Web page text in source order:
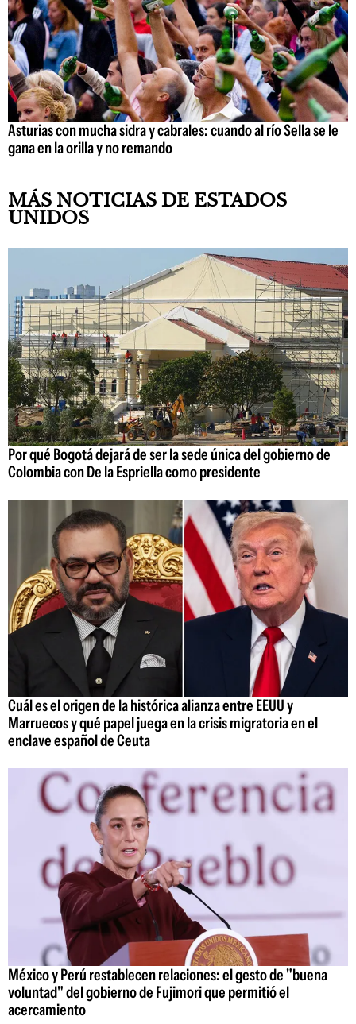
Asturias con mucha sidra y cabrales: cuando al río Sella se le
gana en la orilla y no remando
MÁS NOTICIAS DE ESTADOS
UNIDOS
Por qué Bogotá dejará de ser la sede única del gobierno de
Colombia con De la Espriella como presidente
Cuál es el origen de la histórica alianza entre EEUU y
Marruecos y qué papel juega en la crisis migratoria en el
enclave español de Ceuta
México y Perú restablecen relaciones: el gesto de "buena
voluntad" del gobierno de Fujimori que permitió el
acercamiento